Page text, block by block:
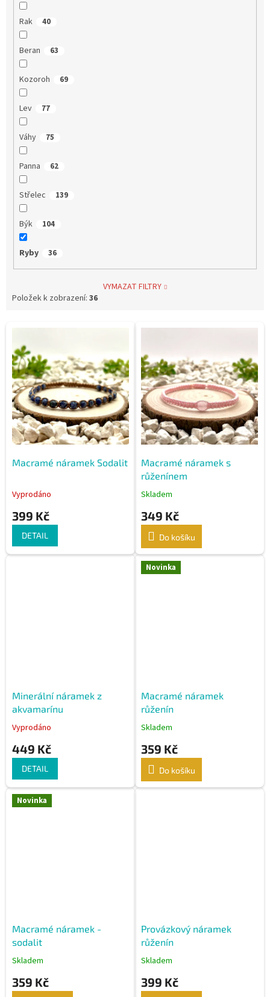
Rak 40
Beran 63
Kozoroh 69
Lev 77
Váhy 75
Panna 62
Střelec 139
Býk 104
Ryby 36
VYMAZAT FILTRY
Položek k zobrazení: 36
V
p
p
Macramé náramek Sodalit
Vyprodáno
399 Kč
DETAIL
Macramé náramek s
růženínem
Skladem
349 Kč
Do košíku
Minerální náramek z
akvamarínu
Vyprodáno
449 Kč
DETAIL
Novinka
Macramé náramek
růženín
Skladem
359 Kč
Do košíku
Novinka
Macramé náramek -
sodalit
Skladem
359 Kč
Provázkový náramek
růženín
Skladem
399 Kč